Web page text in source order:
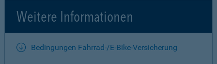
Weitere Informationen
Bedingungen Fahrrad-/E-Bike-Versicherung